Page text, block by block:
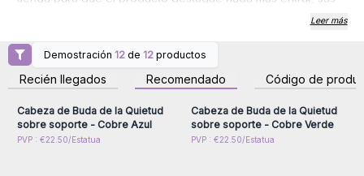
cliente podrán ver como queda estéticamente e imaginárselo
Las estatuas de Buda tienen un atractivo estético y espiritual
que conecta con personas de diversas culturas y creencias.
Además, la decoración espiritual y el bienestar están en
tendencia, y estos productos atraen tanto a quienes buscan
paz interior como a aquellos interesados en estilos de vida
más conscientes.
Leer más
Demostración 12 de 12 productos
Recién llegados Recomendado Código de
Inicie sesión o regístrese
para obtener precios al
por mayor
Cabeza de Buda de la Quietud
sobre soporte - Cobre Azul
PVP : €22.50/Estatua
para obtener precios al
por mayor
Cabeza de Buda de la Quietud
sobre soporte - Cobre Verde
PVP : €22.50/Estatua
Inicie sesión o regístrese
Inicie sesión o regístrese